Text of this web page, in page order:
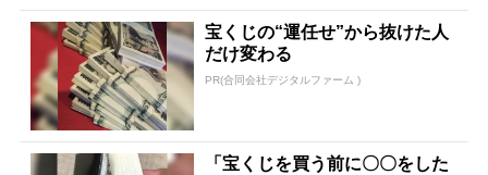
宝くじの“運任せ”から抜けた人
だけ変わる
PR(合同会社デジタルファーム )
「宝くじを買う前に〇〇をした